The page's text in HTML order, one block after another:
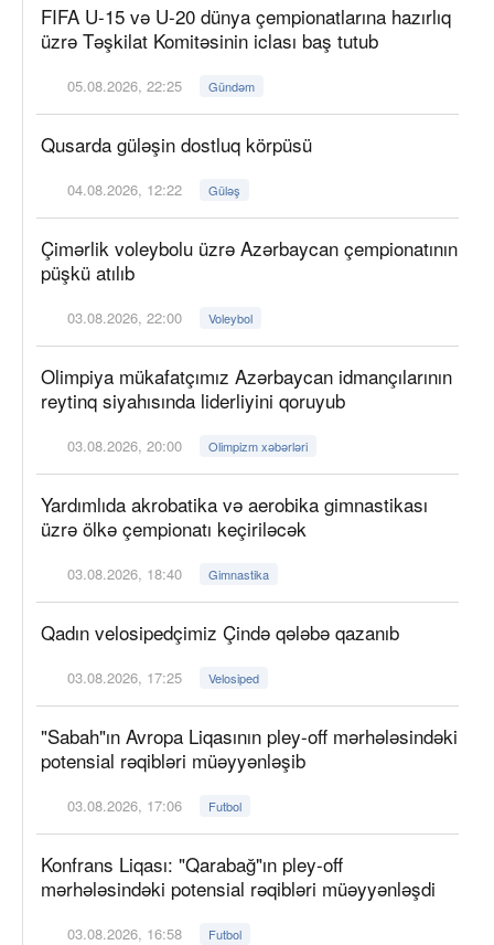
FIFA U-15 və U-20 dünya çempionatlarına hazırlıq
üzrə Təşkilat Komitəsinin iclası baş tutub
05.08.2026, 22:25 Gündəm
Qusarda güləşin dostluq körpüsü
04.08.2026, 12:22 Güləş
Çimərlik voleybolu üzrə Azərbaycan çempionatının
püşkü atılıb
03.08.2026, 22:00 Voleybol
Olimpiya mükafatçımız Azərbaycan idmançılarının
reytinq siyahısında liderliyini qoruyub
03.08.2026, 20:00 Olimpizm xəbərləri
Yardımlıda akrobatika və aerobika gimnastikası
üzrə ölkə çempionatı keçiriləcək
03.08.2026, 18:40 Gimnastika
Qadın velosipedçimiz Çində qələbə qazanıb
03.08.2026, 17:25 Velosiped
"Sabah"ın Avropa Liqasının pley-off mərhələsindəki
potensial rəqibləri müəyyənləşib
03.08.2026, 17:06 Futbol
Konfrans Liqası: "Qarabağ"ın pley-off
mərhələsindəki potensial rəqibləri müəyyənləşdi
03.08.2026, 16:58 Futbol